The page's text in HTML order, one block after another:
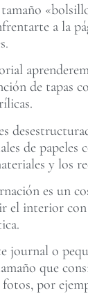
a la
de tapas
de papeles
y los
es un
el interior
journal o
que
por